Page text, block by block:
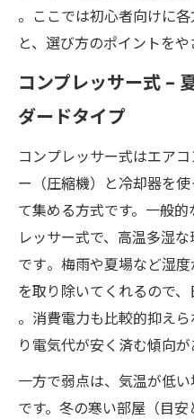
。ここでは初心者向けに
と、選び方のポイントをや
コンプレッサー式 –
ダードタイプ
コンプレッサー式はエア
ー（圧縮機）と冷却器を
て集める方式です。一般
レッサー式で、高温多湿
です​。梅雨や夏場など湿
を取り除いてくれるので
。消費電力も比較的抑え
り電気代が安く済む傾向が
一方で弱点は、気温が低
です。冬の寒い部屋（目